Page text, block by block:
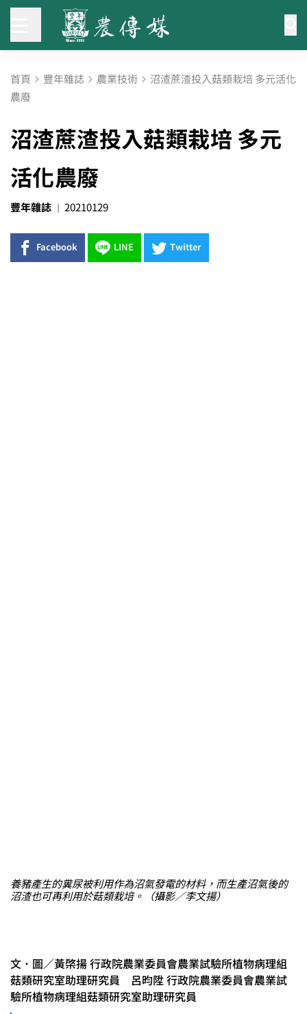
首頁 豐年雜誌 農業技術 沼渣蔗渣投入菇類栽培 多元活化
農廢
沼渣蔗渣投入菇類栽培 多元
活化農廢
豐年雜誌 20210129
Facebook LINE Twitter
養豬產生的糞尿被利用作為沼氣發電的材料，而生產沼氣後的
沼渣也可再利用於菇類栽培。（攝影／李文揚）
文．圖／黃棨揚 行政院農業委員會農業試驗所植物病理組
菇類研究室助理研究員 呂昀陞 行政院農業委員會農業試
驗所植物病理組菇類研究室助理研究員